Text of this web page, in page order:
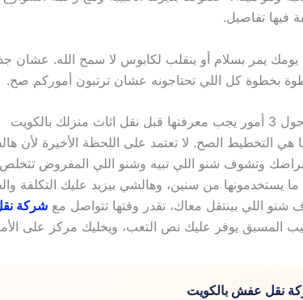
فيها تفاصيل.
يمر بسلام أو ينقلب لكابوس لا سمح الله. عشان جذي
بخطوة كل اللي تحتاجونه عشان ترتبون أموركم صح.
بالكويت
هي التخطيط الصح. لا تعتمد على اللحظة الأخيرة لأن
وتشوف شنو اللي تبيه وشنو اللي المفروض
يستخدمونها من سنين، وهالشي بيزيد عليك التكلفة
شنو اللي بينتقل معاك، تقدر وقتها تتواصل مع شركة
المسبق يوفر عليك نص التعب، ويخليك مركز على
نقل عفش بالكويت